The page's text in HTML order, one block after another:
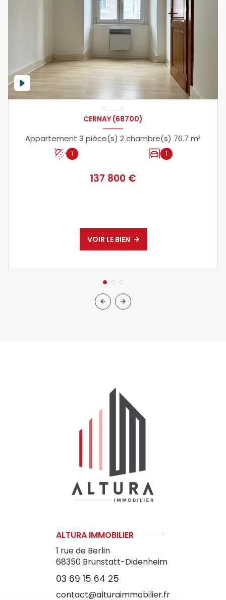
CERNAY (68700)
Appartement 3 pièce(s) 2 chambre(s) 76.7 m²
1 1
137 800 €
VOIR LE BIEN
ALTURA IMMOBILIER
1 rue de Berlin
68350 Brunstatt-Didenheim
03 69 15 64 25
contact@alturaimmobilier.fr